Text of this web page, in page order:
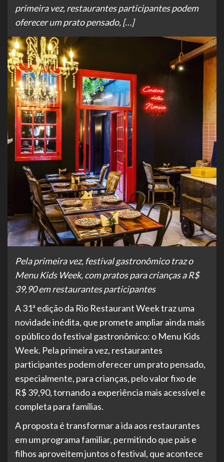
primeira vez, restaurantes participantes podem
oferecer um prato pensado, […]
Pela primeira vez, festival gastronômico traz o
Menu Kids Week, com pratos para crianças a R$
39,90 em restaurantes participantes
A 31ª edição da Rio Restaurant Week traz uma
novidade inédita, que promete ampliar ainda mais
o público do festival gastronômico: o Menu Kids
Week. Pela primeira vez, restaurantes
participantes podem oferecer um prato pensado,
especialmente, para crianças, pelo valor fixo de
R$ 39,90, tornando a experiência mais acessível e
completa para famílias.
A proposta é transformar a ida aos restaurantes
em um programa familiar, permitindo que pais e
filhos aproveitem juntos o festival, que acontece